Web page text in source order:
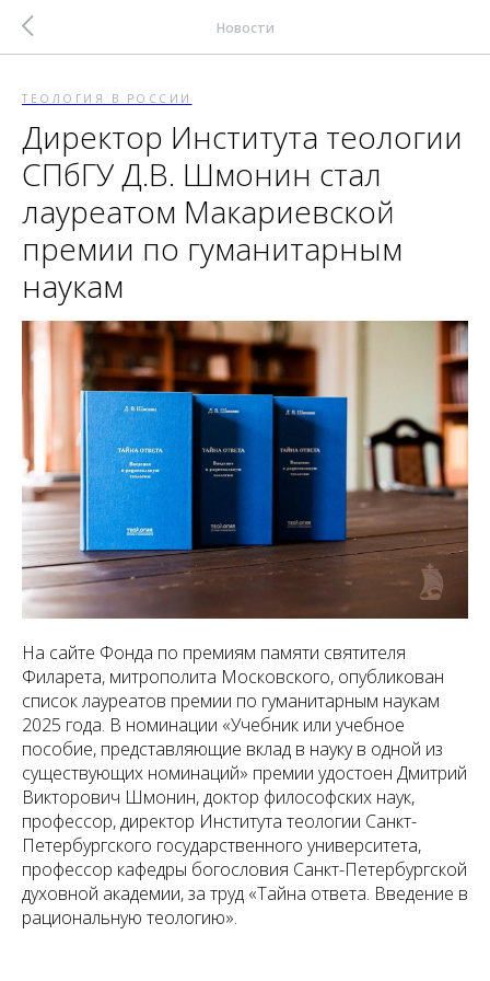
Новости
ТЕОЛОГИЯ В РОССИИ
Директор Института теологии
СПбГУ Д.В. Шмонин стал
лауреатом Макариевской
премии по гуманитарным
наукам
На сайте Фонда по премиям памяти святителя
Филарета, митрополита Московского, опубликован
список лауреатов премии по гуманитарным наукам
2025 года. В номинации «Учебник или учебное
пособие, представляющие вклад в науку в одной из
существующих номинаций» премии удостоен Дмитрий
Викторович Шмонин, доктор философских наук,
профессор, директор Института теологии Санкт-
Петербургского государственного университета,
профессор кафедры богословия Санкт-Петербургской
духовной академии, за труд «Тайна ответа. Введение в
рациональную теологию».